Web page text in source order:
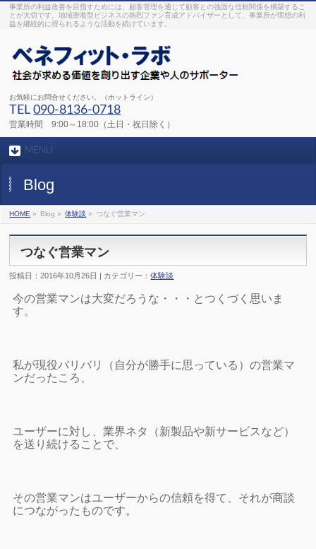
事業所の利益改善を目指すためには、顧客管理を通じて顧客との強固な信頼関係を構築するこ
とが大切です。地域密着型ビジネスの熱烈ファン育成アドバイザーとして、事業所が理想の利
益を継続的に得られるような活動を続けています。
お気軽にお問合せください。（ホットライン）
TEL090-8136-0718
営業時間 9:00～18:00（土日・祝日除く）
MENU
Blog
HOME » Blog » 体験談 » つなぐ営業マン
つなぐ営業マン
投稿日：2016年10月26日 | カテゴリー：体験談
今の営業マンは大変だろうな・・・とつくづく思いま
す。
私が現役バリバリ（自分が勝手に思っている）の営業マ
ンだったころ、
ユーザーに対し、業界ネタ（新製品や新サービスなど）
を送り続けることで、
その営業マンはユーザーからの信頼を得て、それが商談
につながったものです。